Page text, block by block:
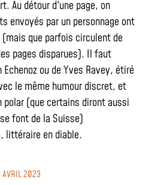
Au détour d'une page, on
envoyés par un personnage ont
que parfois circulent de
pages disparues). Il faut
ou de Yves Ravey, étiré
le même humour discret, et
(que certains diront aussi
font de la Suisse)
littéraire en diable.
AVRIL 2023